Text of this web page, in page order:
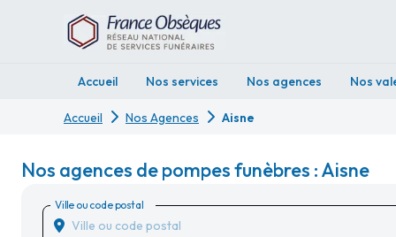
Accueil Nos services Nos agences Nos
Accueil Nos Agences Aisne
Nos agences de pompes funèbres : Aisne
Ville ou code postal